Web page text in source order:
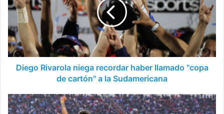
recordar
haber
llamado
"copa
de
cartón"
Diego Rivarola niega recordar haber llamado "copa
de cartón" a la Sudamericana
Assadi
brilla